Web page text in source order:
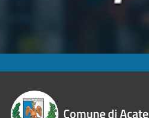
Comune di Acate